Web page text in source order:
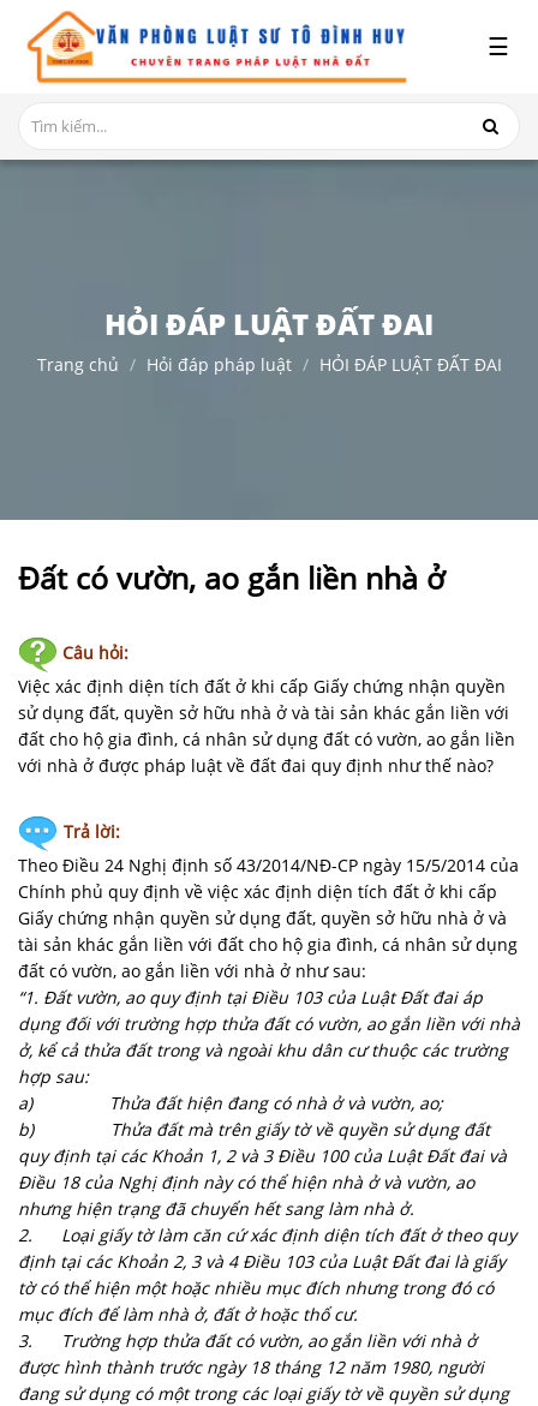
GIỚI
THIỆU
DỊCH
TỤC
ĐẤT
BẢN
-
BIỂU
MẪU
HỆ
☰
HỎI ĐÁP LUẬT ĐẤT ĐAI
Trang chủ Hỏi đáp pháp luật HỎI ĐÁP LUẬT ĐẤT ĐAI
Đất có vườn, ao gắn liền nhà ở
Câu hỏi:
Việc xác định diện tích đất ở khi cấp Giấy chứng nhận quyền
sử dụng đất, quyền sở hữu nhà ở và tài sản khác gắn liền với
đất cho hộ gia đình, cá nhân sử dụng đất có vườn, ao gắn liền
với nhà ở được pháp luật về đất đai quy định như thế nào?
Trả lời:
Theo Điều 24 Nghị định số 43/2014/NĐ-CP ngày 15/5/2014 của
Chính phủ quy định về việc xác định diện tích đất ở khi cấp
Giấy chứng nhận quyền sử dụng đất, quyền sở hữu nhà ở và
tài sản khác gắn liền với đất cho hộ gia đình, cá nhân sử dụng
đất có vườn, ao gắn liền với nhà ở như sau:
“1. Đất vườn, ao quy định tại Điều 103 của Luật Đất đai áp
dụng đối với trường hợp thửa đất có vườn, ao gắn liền với nhà
ở, kể cả thửa đất trong và ngoài khu dân cư thuộc các trường
hợp sau:
a)
Thửa đất hiện đang có nhà ở và vườn, ao;
b)
Thửa đất mà trên giấy tờ về quyền sử dụng đất
quy định tại các Khoản 1, 2 và 3 Điều 100 của Luật Đất đai và
Điều 18 của Nghị định này có thể hiện nhà ở và vườn, ao
nhưng hiện trạng đã chuyển hết sang làm nhà ở.
2. Loại giấy tờ làm căn cứ xác định diện tích đất ở theo quy
định tại các Khoản 2, 3 và 4 Điều 103 của Luật Đất đai là giấy
tờ có thể hiện một hoặc nhiều mục đích nhưng trong đó có
mục đích để làm nhà ở, đất ở hoặc thổ cư.
3.
Trường hợp thửa đất có vườn, ao gắn liền với nhà ở
được hình thành trước ngày 18 tháng 12 năm 1980, người
đang sử dụng có một trong các loại giấy tờ về quyền sử dụng